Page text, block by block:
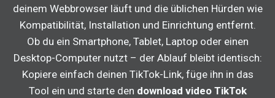
deinem Webbrowser läuft und die üblichen Hürden wie
Kompatibilität, Installation und Einrichtung entfernt.
Ob du ein Smartphone, Tablet, Laptop oder einen
Desktop-Computer nutzt – der Ablauf bleibt identisch:
Kopiere einfach deinen TikTok-Link, füge ihn in das
Tool ein und starte den download video TikTok